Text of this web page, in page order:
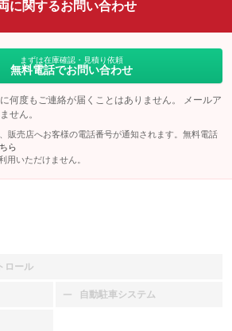
に関するお問い合わせ
まずは在庫確認・見積り依頼
無料電話でお問い合わせ
何度もご連絡が届くことはありません。 メールア
せん。
販売店へお客様の電話番号が通知されます。無料電話
ら
用いただけません。
ロール
自動駐車システム
：装備なし